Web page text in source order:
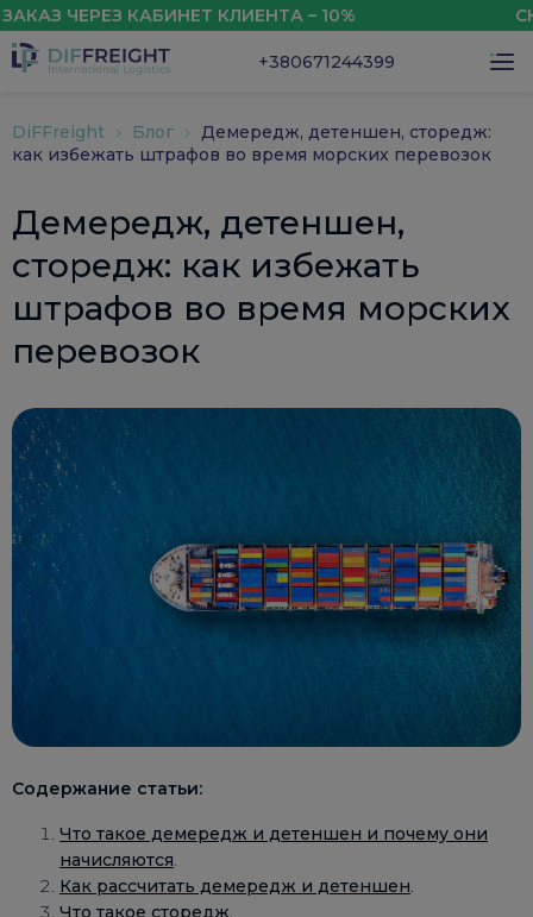
КАБИНЕТ КЛИЕНТА – 10%
+380671244399
DiFFreight Блог
Демередж, детеншен, сторедж:
как избежать штрафов во время морских перевозок
Демередж, детеншен,
сторедж: как избежать
штрафов во время морских
перевозок
Содержание статьи:
Что такое демередж и детеншен и почему они
начисляются.
Как рассчитать демередж и детеншен.
Что такое сторедж.